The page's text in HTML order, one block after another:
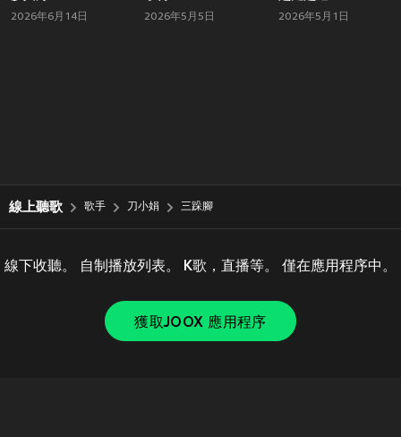
2026年6月14日 2026年5月5日 2026年5月1日
線上聽歌 歌手 刀小娟 三跺腳
線下收聽。 自制播放列表。 K歌，直播等。 僅在應用程序中。
獲取JOOX 應用程序